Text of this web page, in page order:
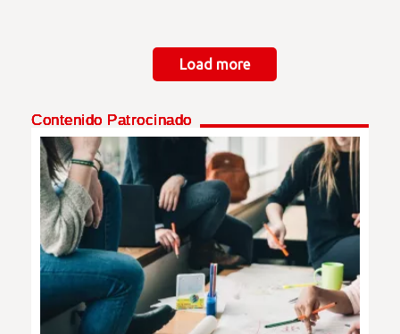
Load more
Contenido Patrocinado